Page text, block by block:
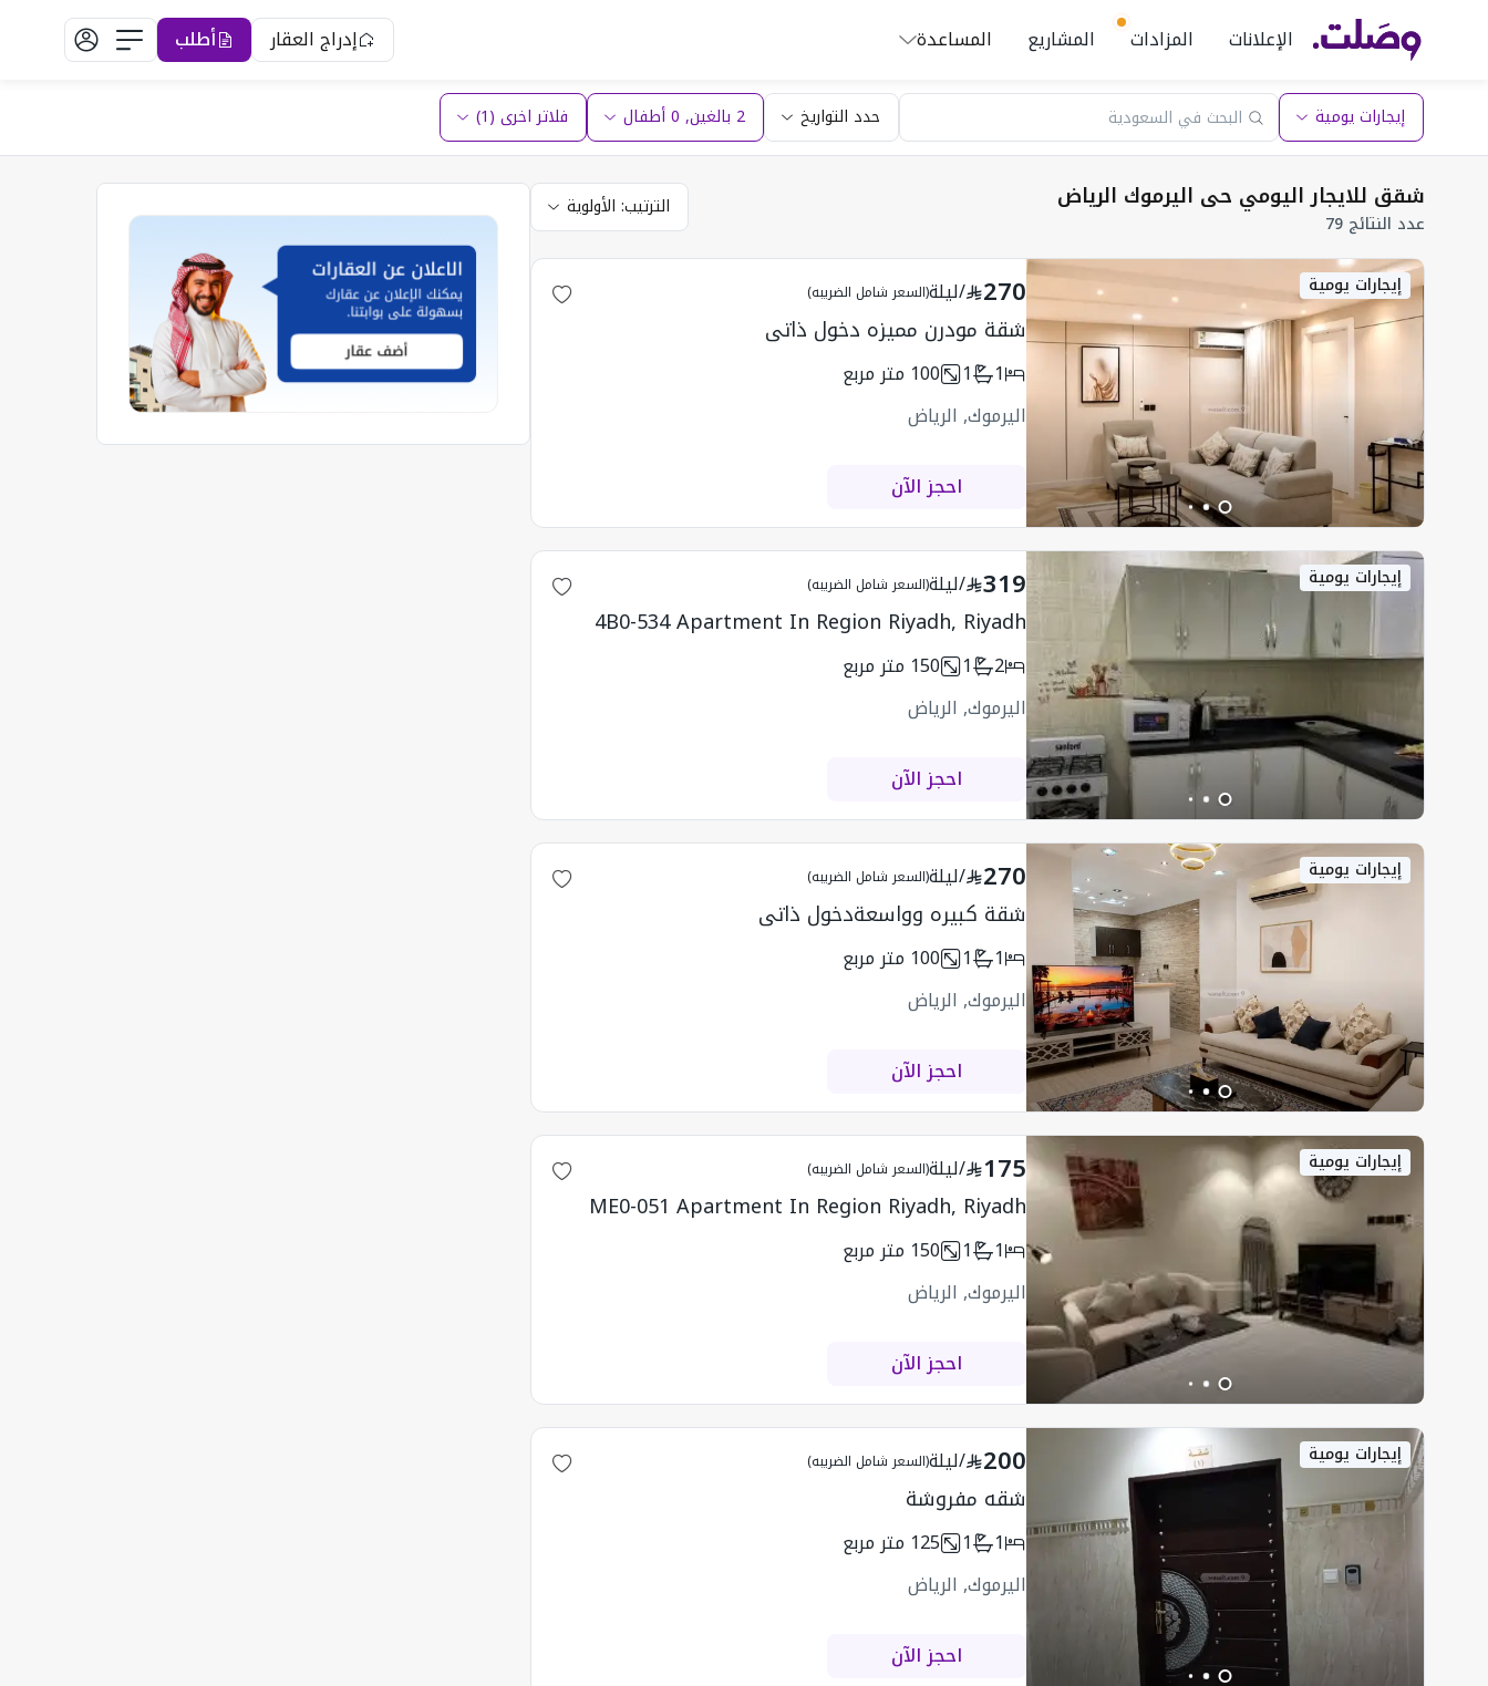
الإعلانات المزادات المشاريع المساعدة إدراج العقار أطلب
إيجارات يومية حدد التواريخ 2 بالغين ,
0أطفال فلاتر اخرى (1)
شقق للايجار اليومي حى اليرموك الرياض
عدد النتائج 79
الترتيب: الأولوية
إيجارات يومية 270
/ليلة(السعر شامل الضريبه)
شقة مودرن مميزه دخول ذاتي
1
1
100 متر مربع
اليرموك, الرياض
احجز الآن
إيجارات يومية 319
/ليلة(السعر شامل الضريبه)
4B0-534 Apartment In Region Riyadh, Riyadh
2
1
150 متر مربع
اليرموك, الرياض
احجز الآن
إيجارات يومية 270
/ليلة(السعر شامل الضريبه)
شقة كبيره وواسعةدخول ذاتي
1
1
100 متر مربع
اليرموك, الرياض
احجز الآن
إيجارات يومية 175
/ليلة(السعر شامل الضريبه)
ME0-051 Apartment In Region Riyadh, Riyadh
1
1
150 متر مربع
اليرموك, الرياض
احجز الآن
إيجارات يومية 200
/ليلة(السعر شامل الضريبه)
شقه مفروشة
1
1
125 متر مربع
اليرموك, الرياض
احجز الآن